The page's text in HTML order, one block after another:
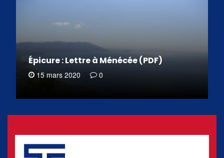
Épicure : Lettre à Ménécée (PDF)
15 mars 2020 0